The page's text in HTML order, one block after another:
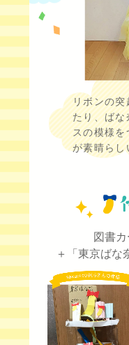
リボンの突
たり、ばな
スの模様を
が素晴らし
図書カ
＋「東京ばな